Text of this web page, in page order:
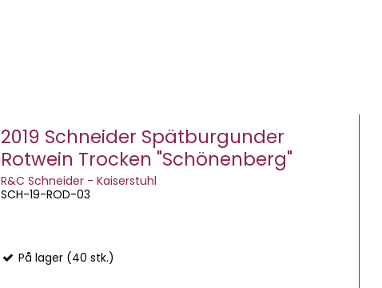
2019 Schneider Spätburgunder
Rotwein Trocken "Schönenberg"
R&C Schneider - Kaiserstuhl
SCH-19-ROD-03
På lager (40 stk.)